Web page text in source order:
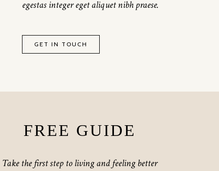
egestas integer eget aliquet nibh praese.
GET IN TOUCH
FREE GUIDE
Take the first step to living and feeling better